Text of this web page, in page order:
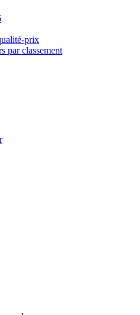
prix
par classement